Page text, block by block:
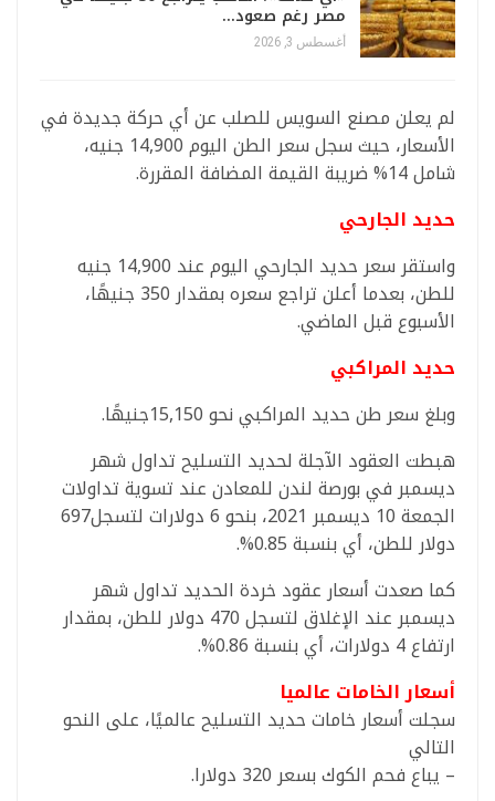
مصر رغم صعود…
أغسطس 3, 2026
لم يعلن مصنع السويس للصلب عن أي حركة جديدة في
الأسعار، حيث سجل سعر الطن اليوم 14,900 جنيه،
شامل 14% ضريبة القيمة المضافة المقررة.
حديد الجارحي
واستقر سعر حديد الجارحي اليوم عند 14,900 جنيه
للطن، بعدما أعلن تراجع سعره بمقدار 350 جنيهًا،
الأسبوع قبل الماضي.
حديد المراكبي
وبلغ سعر طن حديد المراكبي نحو 15,150جنيهًا.
هبطت العقود الآجلة لحديد التسليح تداول شهر
ديسمبر في بورصة لندن للمعادن عند تسوية تداولات
الجمعة 10 ديسمبر 2021، بنحو 6 دولارات لتسجل697
دولار للطن، أي بنسبة 0.85%.
كما صعدت أسعار عقود خردة الحديد تداول شهر
ديسمبر عند الإغلاق لتسجل 470 دولار للطن، بمقدار
ارتفاع 4 دولارات، أي بنسبة 0.86%.
أسعار الخامات عالميا
سجلت أسعار خامات حديد التسليح عالميًا، على النحو
التالي
– يباع فحم الكوك بسعر 320 دولارا.